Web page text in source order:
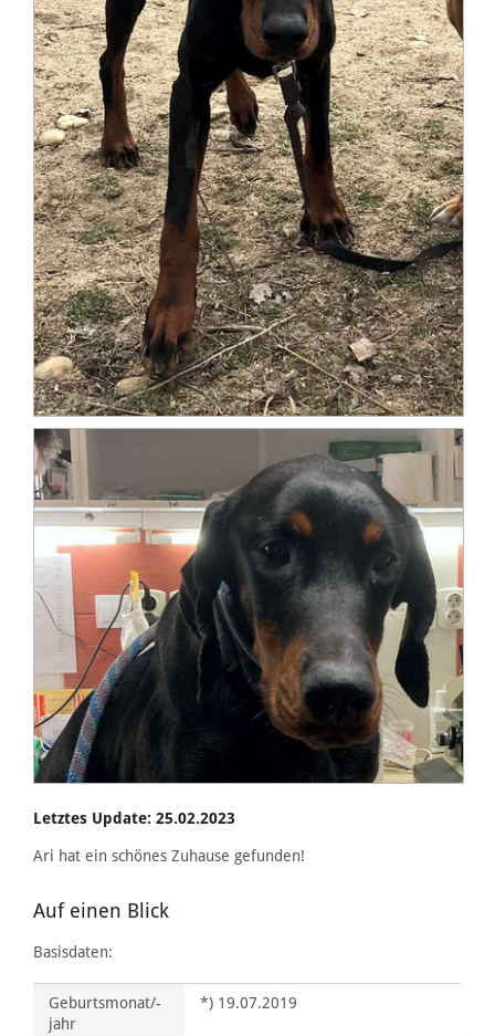
Letztes Update: 25.02.2023
Ari hat ein schönes Zuhause gefunden!
Auf einen Blick
Basisdaten:
Geburtsmonat/-
jahr
*) 19.07.2019